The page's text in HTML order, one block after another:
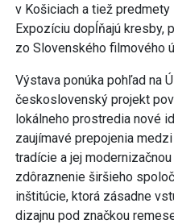
v Košiciach a tiež
Expozíciu dopĺňajú kresby,
zo Slovenského filmového
Výstava ponúka pohľad na
československý projekt
lokálneho prostredia nové
zaujímavé prepojenia
tradície a jej
zdôraznenie širšieho
inštitúcie, ktorá zásadne
dizajnu pod značkou